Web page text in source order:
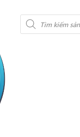
Products
search